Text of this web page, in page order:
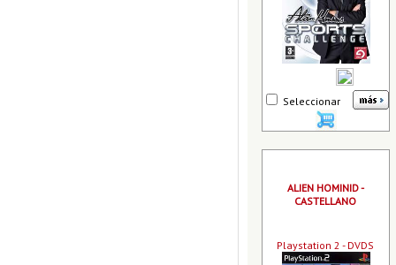
Seleccionar
ALIEN HOMINID -
CASTELLANO
Playstation 2 - DVDS